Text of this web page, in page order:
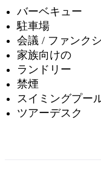
バーベキュー
駐車場
会議 / ファンク
家族向けの
ランドリー
禁煙
スイミングプー
ツアーデスク